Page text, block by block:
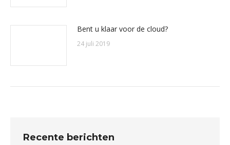
Bent u klaar voor de cloud?
24 juli 2019
Recente berichten